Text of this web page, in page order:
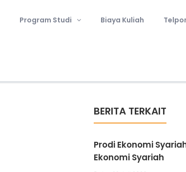
Program Studi Biaya Kuliah
BERITA TERKAIT
Prodi Ekonomi
Ekonomi Syariah